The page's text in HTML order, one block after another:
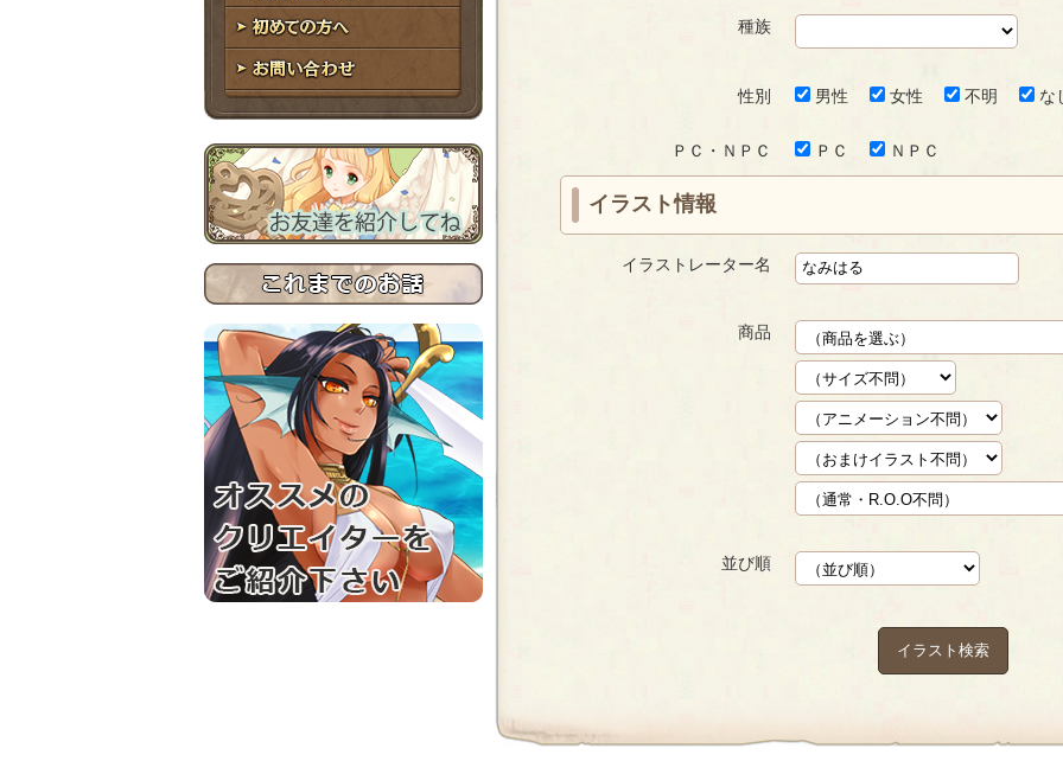
戦闘マニュアル
初めての方へ
お問い合わせ
種族
性別 男性 女性 不明 な
ＰＣ・ＮＰＣ ＰＣ ＮＰＣ
イラスト情報
イラストレーター名
商品
並び順
イラスト検索